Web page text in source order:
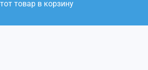
товар в корзину